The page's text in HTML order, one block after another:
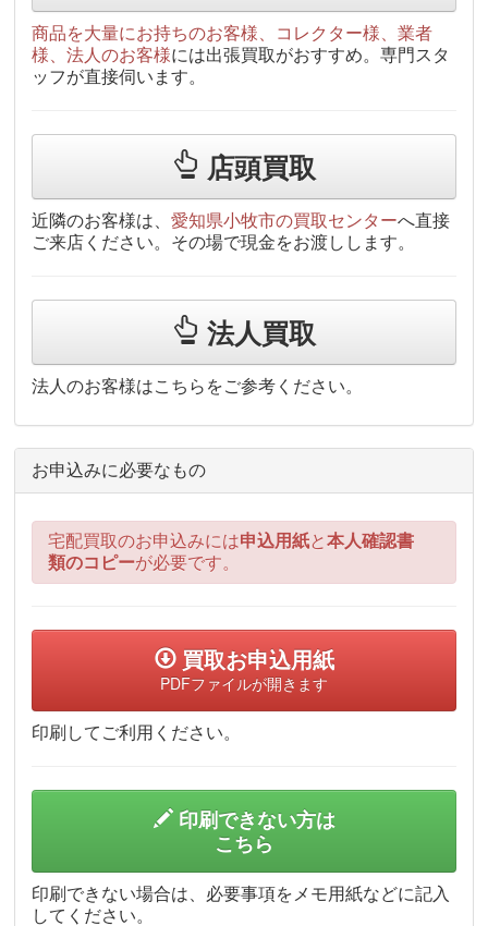
商品を大量にお持ちのお客様、コレクター様、業者
様、法人のお客様には出張買取がおすすめ。専門スタ
ッフが直接伺います。
店頭買取
近隣のお客様は、愛知県小牧市の買取センターへ直接
ご来店ください。その場で現金をお渡しします。
法人買取
法人のお客様はこちらをご参考ください。
お申込みに必要なもの
宅配買取のお申込みには申込用紙と本人確認書
類のコピーが必要です。
買取お申込用紙
PDFファイルが開きます
印刷してご利用ください。
印刷できない方は
こちら
印刷できない場合は、必要事項をメモ用紙などに記入
してください。